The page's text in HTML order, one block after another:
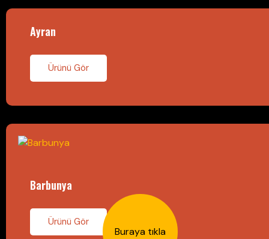
Ayran
Ürünü Gör
Barbunya
Ürünü Gör
Buraya tıkla